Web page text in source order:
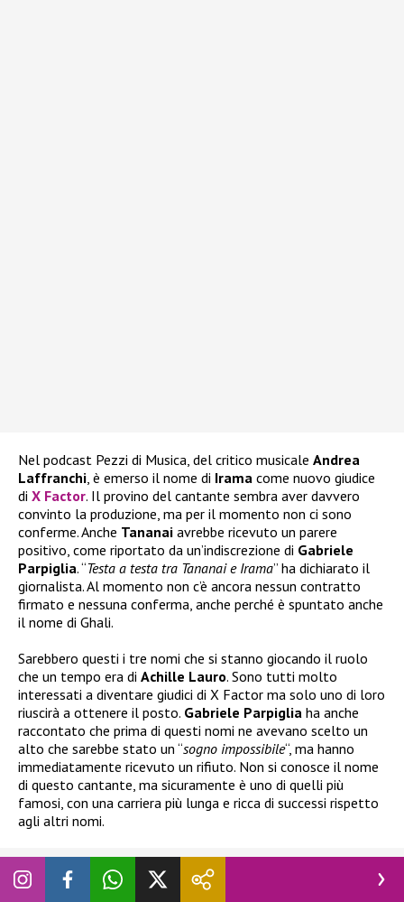
Nel podcast Pezzi di Musica, del critico musicale Andrea
Laffranchi , è emerso il nome di Irama come nuovo giudice
di X Factor. Il provino del cantante sembra aver davvero
convinto la produzione, ma per il momento non ci sono
conferme. Anche Tananai avrebbe ricevuto un parere
positivo, come riportato da un’indiscrezione di Gabriele
Parpiglia. “Testa a testa tra Tananai e Irama” ha dichiarato il
giornalista. Al momento non c’è ancora nessun contratto
firmato e nessuna conferma, anche perché è spuntato anche
il nome di Ghali.
Sarebbero questi i tre nomi che si stanno giocando il ruolo
che un tempo era di Achille Lauro. Sono tutti molto
interessati a diventare giudici di X Factor ma solo uno di loro
riuscirà a ottenere il posto. Gabriele Parpiglia ha anche
raccontato che prima di questi nomi ne avevano scelto un
alto che sarebbe stato un “sogno impossibile“, ma hanno
immediatamente ricevuto un rifiuto. Non si conosce il nome
di questo cantante, ma sicuramente è uno di quelli più
famosi, con una carriera più lunga e ricca di successi rispetto
agli altri nomi.